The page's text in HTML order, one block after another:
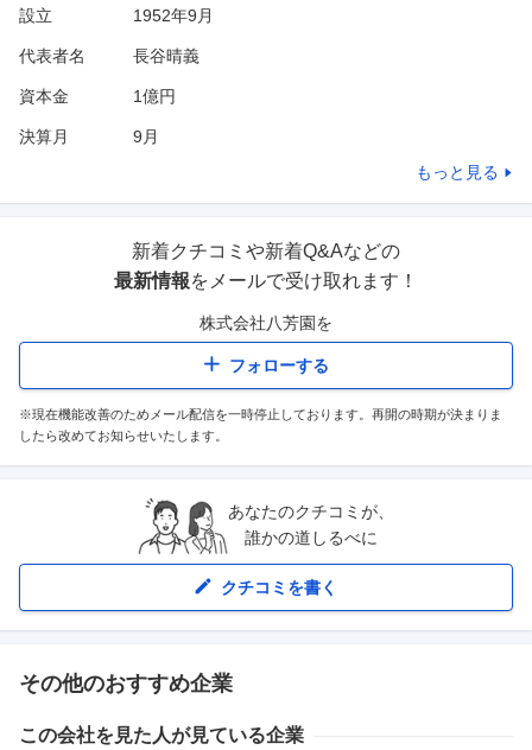
設立 1952年9月
代表者名 長谷晴義
資本金 1億円
決算月 9 月
もっと見る
新着クチコミや新着Q&Aなどの
最新情報をメールで受け取れます！
株式会社八芳園を
フォローする
※現在機能改善のためメール配信を一時停止しております。再開の時期が決まりま
したら改めてお知らせいたします。
あなたのクチコミが、
誰かの道しるべに
クチコミを書く
その他のおすすめ企業
この会社を見た人が見ている企業